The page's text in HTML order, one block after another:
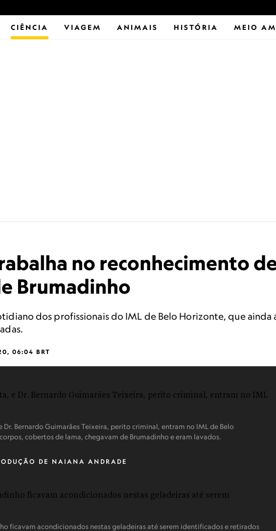
CIÊNCIA VIAGEM ANIMAIS HISTÓRIA MEIO
no reconhecimento
Brumadinho
dos profissionais do IML de Belo Horizonte, que ainda
06:04 BRT
Dr. Bernardo Guimarães Teixeira, perito criminal, entram no IML de Belo
cobertos de lama, chegavam de Brumadinho e eram lavados.
DE NAIANA ANDRADE
ficavam acondicionados nestas geladeiras até serem identificados e retirados